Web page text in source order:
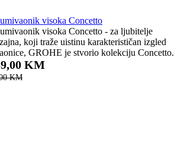
visoka Concetto
visoka Concetto - za ljubitelje
koji traže uistinu karakterističan izgled
GROHE je stvorio kolekciju Concetto.
KM
KM